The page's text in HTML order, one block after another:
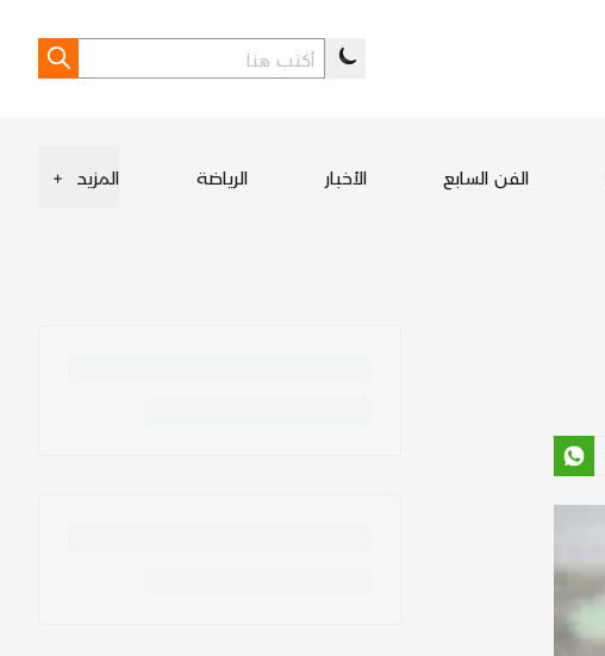
الفن السابع الأخبار الرياضة المزيد +